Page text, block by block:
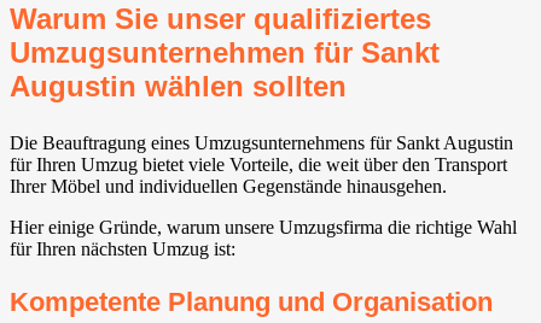
Warum Sie unser qualifiziertes
Umzugsunternehmen für Sankt
Augustin wählen sollten
Die Beauftragung eines Umzugsunternehmens für Sankt Augustin
für Ihren Umzug bietet viele Vorteile, die weit über den Transport
Ihrer Möbel und individuellen Gegenstände hinausgehen.
Hier einige Gründe, warum unsere Umzugsfirma die richtige Wahl
für Ihren nächsten Umzug ist:
Kompetente Planung und Organisation